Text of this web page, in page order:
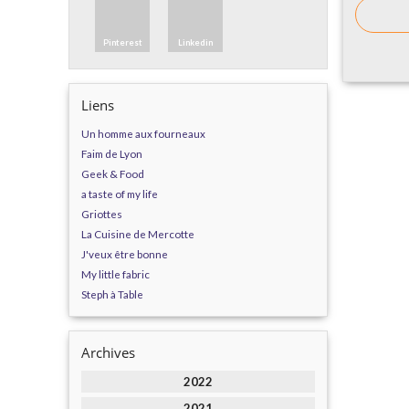
Pinterest Linkedin
Liens
Un homme aux fourneaux
Faim de Lyon
Geek & Food
a taste of my life
Griottes
La Cuisine de Mercotte
J'veux être bonne
My little fabric
Steph à Table
Archives
2022